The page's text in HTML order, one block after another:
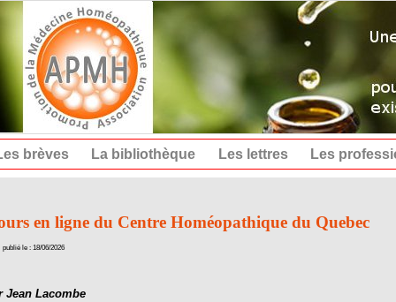
brèves La bibliothèque Les lettres Les
en ligne du Centre Homéopathique du Quebec
publié le : 18/06/2026
Jean Lacombe